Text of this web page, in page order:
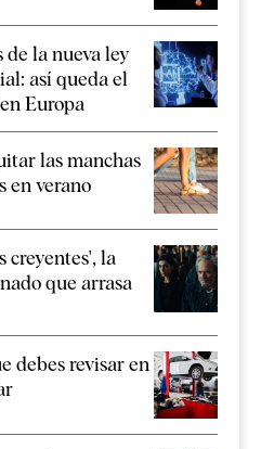
de la nueva ley
así queda el
Europa
las manchas
en verano
creyentes', la
que arrasa
debes revisar en